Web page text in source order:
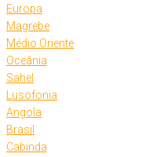
Europa
Magrebe
Médio Oriente
Oceânia
Sahel
Lusofonia
Angola
Brasil
Cabinda